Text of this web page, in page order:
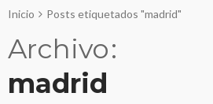
Inicio Posts etiquetados "madrid"
Archivo
madrid